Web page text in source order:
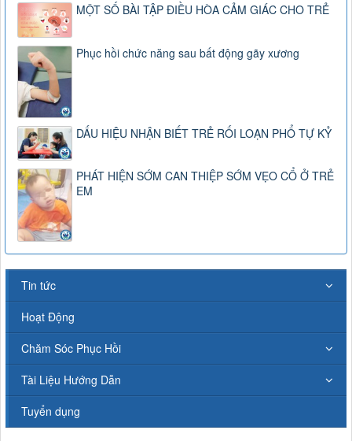
MỘT SỐ BÀI TẬP ĐIỀU HÒA CẢM GIÁC CHO TRẺ
Phục hồi chức năng sau bất động gãy xương
DẤU HIỆU NHẬN BIẾT TRẺ RỐI LOẠN PHỔ TỰ KỶ
PHÁT HIỆN SỚM CAN THIỆP SỚM VẸO CỔ Ở TRẺ
EM
Tin tức
Hoạt Động
Chăm Sóc Phục Hồi
Tài Liệu Hướng Dẫn
Tuyển dụng